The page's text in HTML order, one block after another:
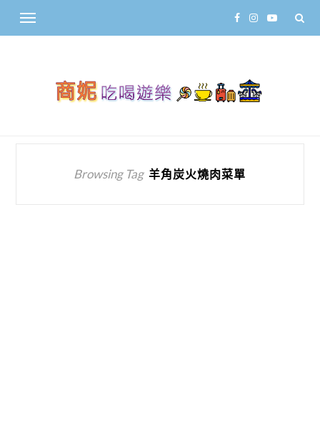
Browsing Tag 羊角炭火燒肉菜單